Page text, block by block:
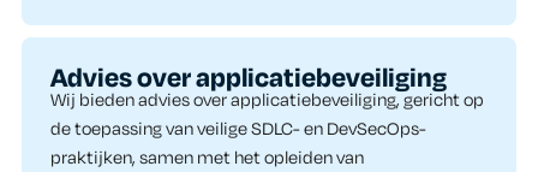
Advies over applicatiebeveiliging​
Wij bieden advies over applicatiebeveiliging, gericht op
de toepassing van veilige SDLC- en DevSecOps-
praktijken, samen met het opleiden van